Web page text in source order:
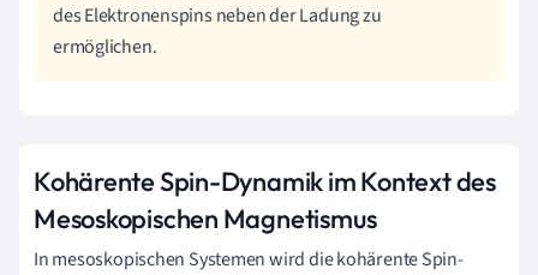
des Elektronenspins neben der Ladung zu
ermöglichen.
Kohärente Spin-Dynamik im Kontext des
Mesoskopischen Magnetismus
In mesoskopischen Systemen wird die kohärente Spin-